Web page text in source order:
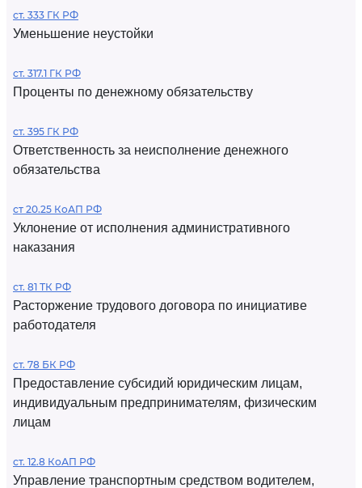
ст. 333 ГК РФ
Уменьшение неустойки
ст. 317.1 ГК РФ
Проценты по денежному обязательству
ст. 395 ГК РФ
Ответственность за неисполнение денежного
обязательства
ст 20.25 КоАП РФ
Уклонение от исполнения административного
наказания
ст. 81 ТК РФ
Расторжение трудового договора по инициативе
работодателя
ст. 78 БК РФ
Предоставление субсидий юридическим лицам,
индивидуальным предпринимателям, физическим
лицам
ст. 12.8 КоАП РФ
Управление транспортным средством водителем,